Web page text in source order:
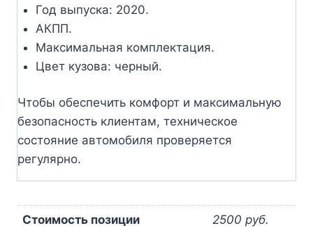
Год выпуска: 2020.
АКПП.
Максимальная комплектация.
Цвет кузова: черный.
Чтобы обеспечить комфорт и максимальную
безопасность клиентам, техническое
состояние автомобиля проверяется
регулярно.
Стоимость позиции 2500 руб.